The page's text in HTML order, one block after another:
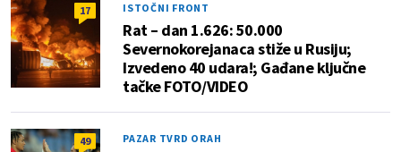
17 ISTOČNI FRONT
Rat – dan 1.626: 50.000
Severnokorejanaca stiže u Rusiju;
Izvedeno 40 udara!; Gađane ključne
tačke FOTO/VIDEO
49 PAZAR TVRD ORAH